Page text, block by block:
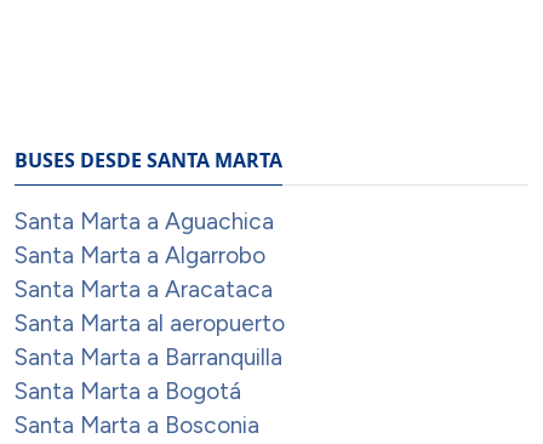
BUSES DESDE SANTA MARTA
Santa Marta a Aguachica
Santa Marta a Algarrobo
Santa Marta a Aracataca
Santa Marta al aeropuerto
Santa Marta a Barranquilla
Santa Marta a Bogotá
Santa Marta a Bosconia